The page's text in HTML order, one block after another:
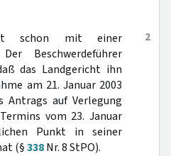
2
schon mit einer
Beschwerdeführer
das Landgericht ihn
am 21. Januar 2003
Antrags auf Verlegung
vom 23. Januar
Punkt in seiner
(§338Nr. 8 StPO).